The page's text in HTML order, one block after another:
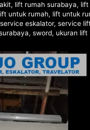
, lift rumah surabaya, lift
untuk rumah, lift untuk
service eskalator, service
, sword, ukuran lift